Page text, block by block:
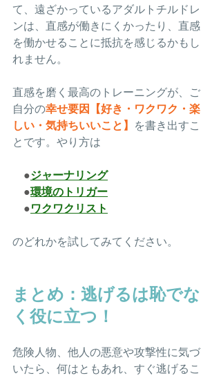
て、遠ざかっているアダルトチルドレ
ンは、直感が働きにくかったり、直感
を働かせることに抵抗を感じるかもし
れません。
直感を磨く最高のトレーニングが、ご
自分の幸せ要因【好き・ワクワク・楽
しい・気持ちいいこと】
を書き出すこ
とです。やり方は
●ジャーナリング
●環境のトリガー
●ワクワクリスト
のどれかを試してみてください。
まとめ：逃げるは恥でな
く役に立つ！
危険人物、他人の悪意や攻撃性に気づ
いたら、何はともあれ、すぐ逃げるこ